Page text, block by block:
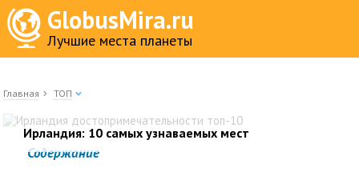
GlobusMira.ru
Лучшие места планеты
Главная ТОП
Ирландия: 10 самых узнаваемых мест
Содержание